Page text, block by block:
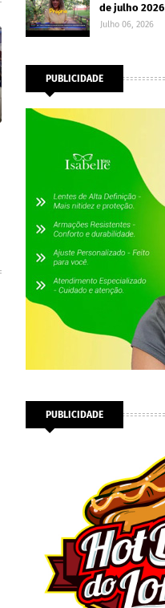
de julho 2026
Julho 06, 2026
PUBLICIDADE
PUBLICIDADE